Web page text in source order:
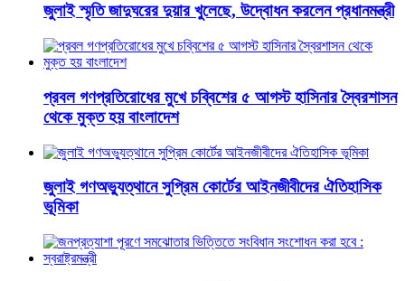
জুলাই স্মৃতি জাদুঘরের দুয়ার খুলেছে, উদ্বোধন করলেন প্রধানমন্ত্রী
প্রবল গণপ্রতিরোধের মুখে চব্বিশের ৫ আগস্ট হাসিনার স্বৈরশাসন
থেকে মুক্ত হয় বাংলাদেশ
জুলাই গণঅভ্যুত্থানে সুপ্রিম কোর্টের আইনজীবীদের ঐতিহাসিক
ভূমিকা